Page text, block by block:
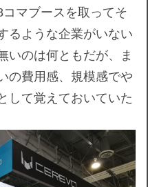
マブースを取ってそ
るような企業がいない
いのは何ともだが、ま
の費用感、規模感でや
して覚えておいていた